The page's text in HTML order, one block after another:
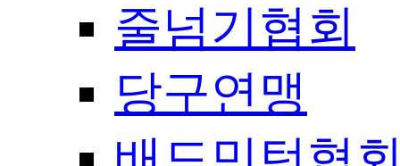
줄넘기협회
당구연맹